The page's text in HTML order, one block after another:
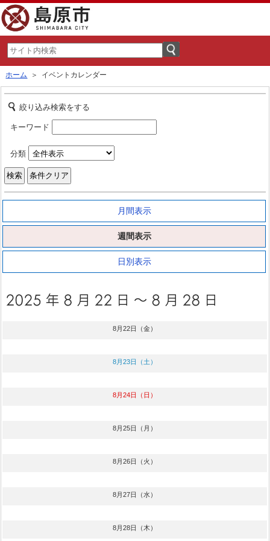
ホーム ＞ イベントカレンダー
絞り込み検索をする
キーワード
分類
月間表示
週間表示
日別表示
8月22日（金）
8月23日（土）
8月24日（日）
8月25日（月）
8月26日（火）
8月27日（水）
8月28日（木）